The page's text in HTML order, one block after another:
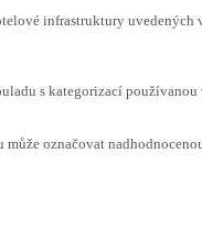
infrastruktury uvedených
s kategorizací
označovat